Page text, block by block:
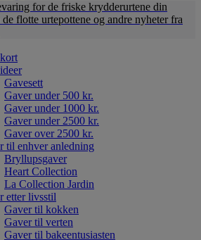
for de friske krydderurtene din
flotte urtepottene og andre nyheter fra
Gavesett
Gaver under 500 kr.
Gaver under 1000 kr.
Gaver under 2500 kr.
Gaver over 2500 kr.
til enhver anledning
Bryllupsgaver
Heart Collection
La Collection Jardin
etter livsstil
Gaver til kokken
Gaver til verten
Gaver til bakeentusiasten